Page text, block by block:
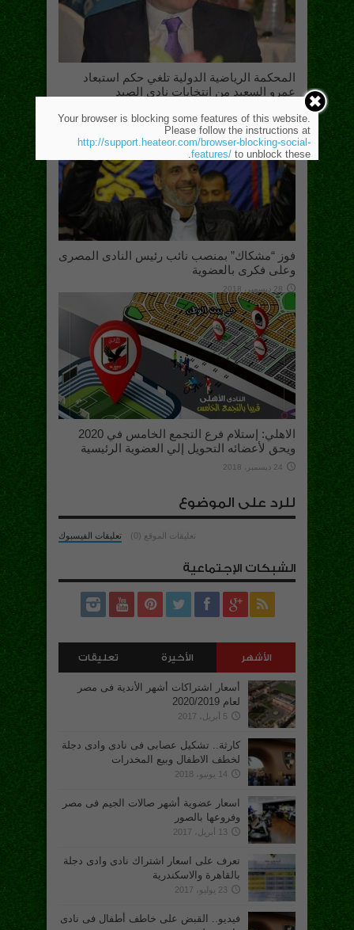
المحكمة الرياضية الدولية تلغي حكم استبعاد
عمرو السعيد من انتخابات نادي الصيد
فوز “مشكاك” بمنصب نائب رئيس النادى المصرى
وعلى فكرى بالعضوية
28 ديسمبر، 2018
الاهلي: إستلام فرع التجمع الخامس في 2020
ويحق لأعضائه التحويل إلي العضوية الرئيسية
24 ديسمبر، 2018
للرد على الموضوع
تعليقات الفيسبوك تعليقات الموقع (0)
الشبكات الإجتماعية
الأشهر الأخيرة تعليقات
أسعار اشتراكات أشهر الأندية فى مصر
لعام 2020/2019
5 أبريل، 2017
كارثة.. تشكيل عصابى فى نادى وادى دجلة
لخطف الاطفال وبيع المخدرات
14 يونيو، 2018
اسعار عضوية أشهر صالات الجيم فى مصر
وفروعها بالصور
13 أبريل، 2017
تعرف على اسعار اشتراك نادى وادى دجلة
بالقاهرة والاسكندرية
23 يوليو، 2017
فيديو.. القبض على خاطف أطفال فى نادى
Your browser is blocking some features of this website.
Please follow the instructions at
http://support.heateor.com/browser-blocking-social-
features/ to unblock these.